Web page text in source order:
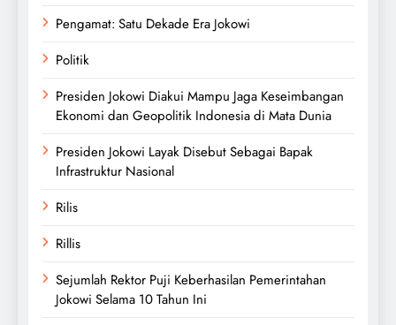
Pengamat: Satu Dekade Era Jokowi
Politik
Presiden Jokowi Diakui Mampu Jaga Keseimbangan
Ekonomi dan Geopolitik Indonesia di Mata Dunia
Presiden Jokowi Layak Disebut Sebagai Bapak
Infrastruktur Nasional
Rilis
Rillis
Sejumlah Rektor Puji Keberhasilan Pemerintahan
Jokowi Selama 10 Tahun Ini